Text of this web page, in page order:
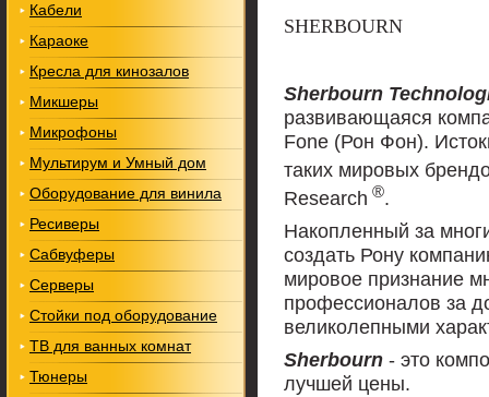
SHERBOURN
Sherbourn
развивающаяся
Fone (Рон Фон).
таких мировых
Research ®.
Накопленный за
создать Рону
мировое признание
профессионалов за
великолепными
Sherbourn - это
лучшей цены.
Кабели
Караоке
Кресла для кинозалов
Микшеры
Микрофоны
Мультирум и Умный дом
Оборудование для винила
Ресиверы
Сабвуферы
Серверы
Стойки под оборудование
ТВ для ванных комнат
Тюнеры